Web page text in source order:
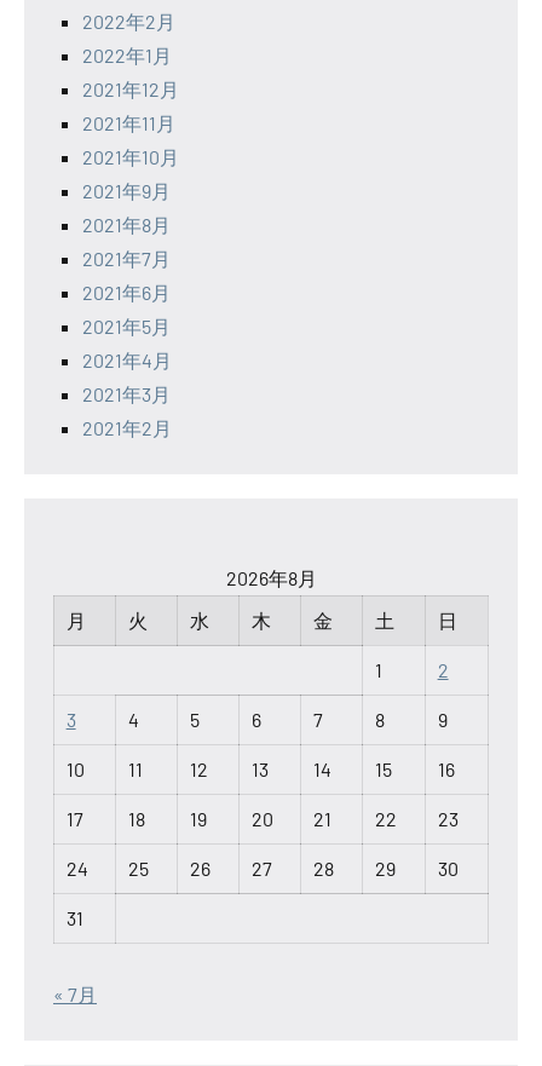
2022年2月
2022年1月
2021年12月
2021年11月
2021年10月
2021年9月
2021年8月
2021年7月
2021年6月
2021年5月
2021年4月
2021年3月
2021年2月
2026年8月
月
火 水 木 金 土 日
1 2
3 4 5 6 7 8 9
10 11 12 13 14 15 16
17 18 19 20 21 22 23
24 25 26 27 28 29 30
31
« 7月